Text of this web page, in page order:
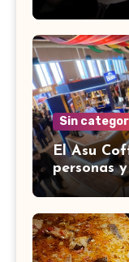
Sin
El Asu
personas